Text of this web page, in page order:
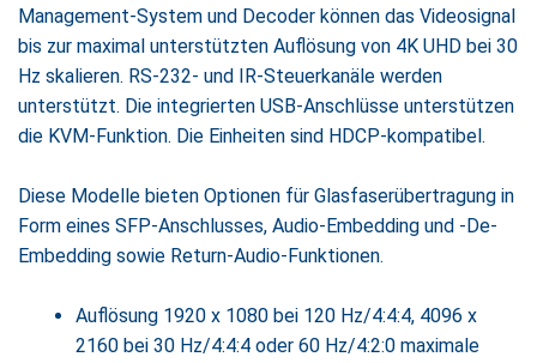
Management-System und Decoder können das Videosignal
bis zur maximal unterstützten Auflösung von 4K UHD bei 30
Hz skalieren. RS-232- und IR-Steuerkanäle werden
unterstützt. Die integrierten USB-Anschlüsse unterstützen
die KVM-Funktion. Die Einheiten sind HDCP-kompatibel.
Diese Modelle bieten Optionen für Glasfaserübertragung in
Form eines SFP-Anschlusses, Audio-Embedding und -De-
Embedding sowie Return-Audio-Funktionen.
Auflösung 1920 x 1080 bei 120 Hz/4:4:4, 4096 x
2160 bei 30 Hz/4:4:4 oder 60 Hz/4:2:0 maximale